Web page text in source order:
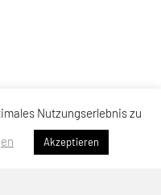
Nutzungserlebnis zu
Akzeptieren